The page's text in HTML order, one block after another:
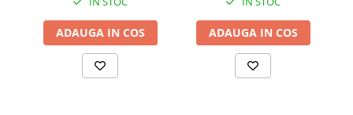
ADAUGA IN COS ADAUGA IN COS